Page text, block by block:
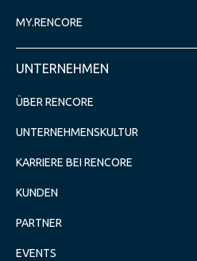
MY.RENCORE
UNTERNEHMEN
ÜBER RENCORE
UNTERNEHMENSKULTUR
KARRIERE BEI RENCORE
KUNDEN
PARTNER
EVENTS